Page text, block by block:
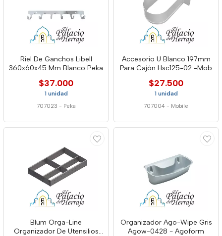
Riel De Ganchos Libell
360x60x45 Mm Blanco Peka
$37.000
1 unidad
707023 - Peka
Accesorio U Blanco 197mm
Para Cajón Hsc125-02 -Mob
$27.500
1 unidad
707004 - Mobile
Blum Orga-Line
Organizador De Utensilios
Organizador Ago-Wipe Gris
Agow-0428 - Agoform